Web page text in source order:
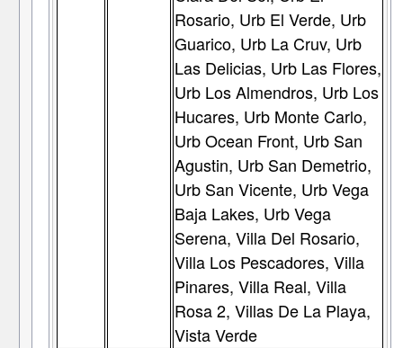
Rosario, Urb El Verde, Urb
Guarico, Urb La Cruv, Urb
Las Delicias, Urb Las Flores,
Urb Los Almendros, Urb Los
Hucares, Urb Monte Carlo,
Urb Ocean Front, Urb San
Agustin, Urb San Demetrio,
Urb San Vicente, Urb Vega
Baja Lakes, Urb Vega
Serena, Villa Del Rosario,
Villa Los Pescadores, Villa
Pinares, Villa Real, Villa
Rosa 2, Villas De La Playa,
Vista Verde